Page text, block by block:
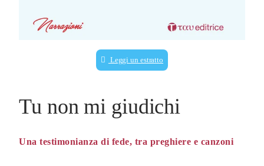
Leggi un estratto
Tu non mi giudichi
Una testimonianza di fede, tra preghiere e canzoni